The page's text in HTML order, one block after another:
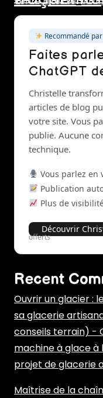
Recommandé
Faites
ChatGPT
Christelle
articles de blog
votre site. Vous
publie. Aucune
technique.
Vous parlez en
Publication
Plus de
Découvrir
offerts
Recent
Ouvrir un glacier :
sa glacerie
conseils terrain) -
machine à glace à
projet de glacerie
Maîtrise de la